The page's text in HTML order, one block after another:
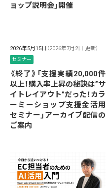
ョップ説明会」開催
2026年5月15日 （2026年7月2日 更新）
セミナー
《終了》「支援実績20,000件
以上！購入率上昇の秘訣は”サ
イトレイアウト”だった！カラ
ーミーショップ支援金活用
セミナー」アーカイブ配信の
ご案内